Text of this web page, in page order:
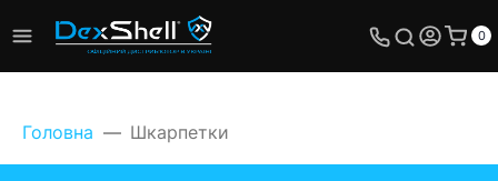
0
Головна Шкарпетки